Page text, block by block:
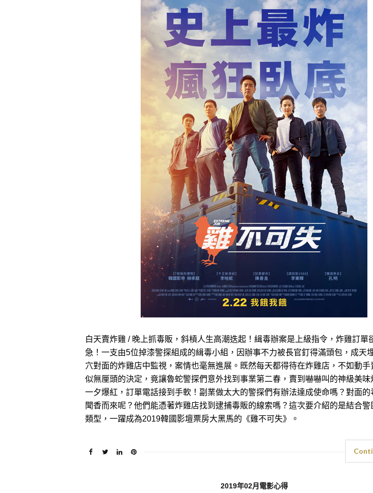
白天賣炸雞 / 晚上抓毒販，斜槓人生高潮迭起！緝毒辦案是上級指令，炸雞訂單
急！一支由5位掉漆警探組成的緝毒小組，因辦事不力被長官釘得滿頭包，成天
穴對面的炸雞店中監視，案情也毫無進展。既然每天都得待在炸雞店，不如動手
似無厘頭的決定，竟讓魯蛇警探們意外找到事業第二春，賣到嚇嚇叫的神級美味
一夕爆紅，訂單電話接到手軟！副業做太大的警探們有辦法達成使命嗎？對面的
聞香而來呢？他們能憑著炸雞店找到逮捕毒販的線索嗎？這次要介紹的是結合警
類型，一躍成為2019韓國影壇票房大黑馬的《雞不可失》。
2019年02月電影心得